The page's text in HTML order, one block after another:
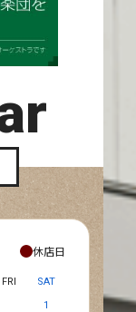
休店日
FRI
SAT
1